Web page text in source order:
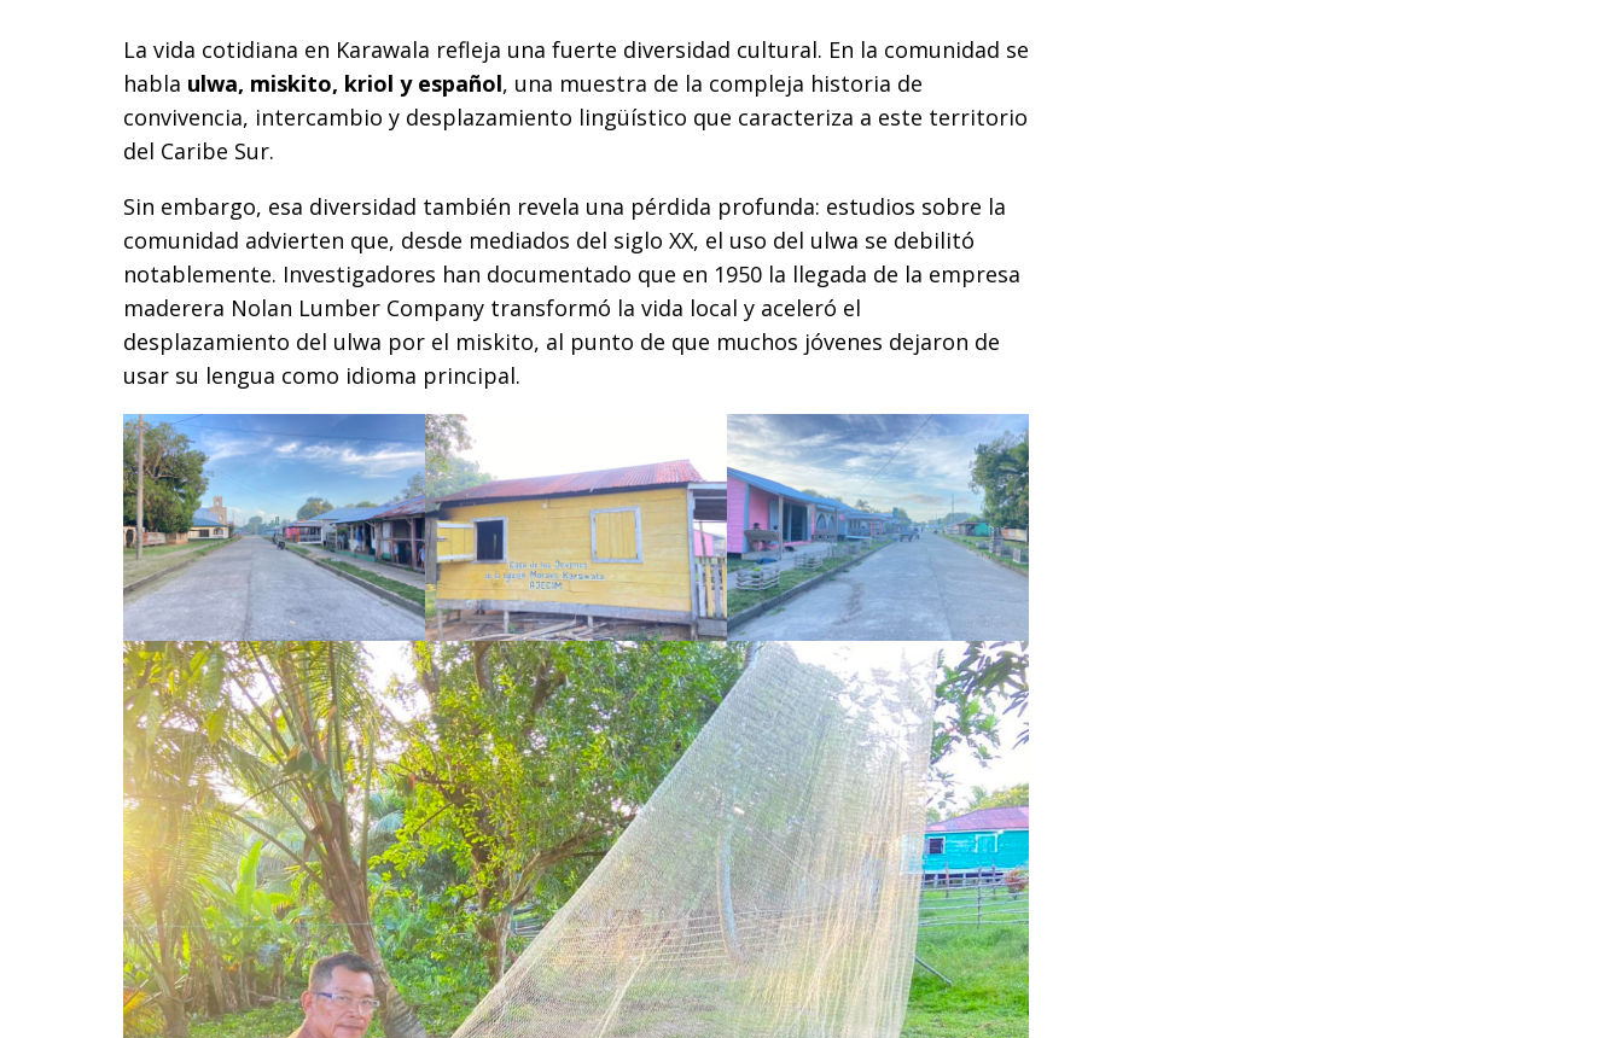
La vida cotidiana en Karawala refleja una fuerte diversidad cultural. En la comunidad se
habla ulwa, miskito, kriol y español, una muestra de la compleja historia de
convivencia, intercambio y desplazamiento lingüístico que caracteriza a este territorio
del Caribe Sur.
Sin embargo, esa diversidad también revela una pérdida profunda: estudios sobre la
comunidad advierten que, desde mediados del siglo XX, el uso del ulwa se debilitó
notablemente. Investigadores han documentado que en 1950 la llegada de la empresa
maderera Nolan Lumber Company transformó la vida local y aceleró el
desplazamiento del ulwa por el miskito, al punto de que muchos jóvenes dejaron de
usar su lengua como idioma principal.